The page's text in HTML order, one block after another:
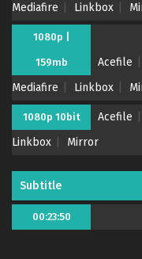
Mediafire
Linkbox
1080p |
159mb Acefile
Mediafire
Linkbox
1080p 10bit Acefile
Linkbox
Mirror
Subtitle
00:23:50
Tensei